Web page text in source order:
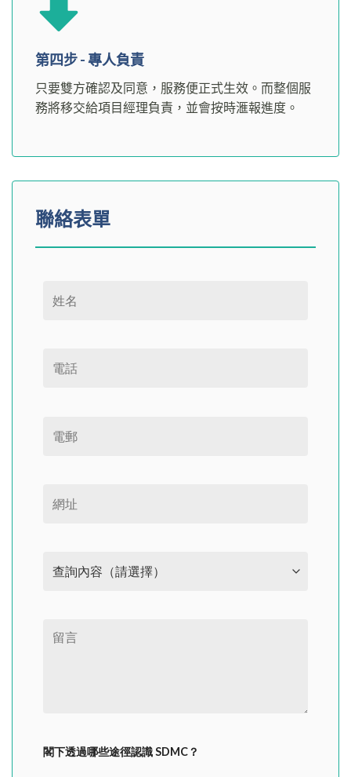
第四步 - 專人負責
只要雙方確認及同意，服務便正式生效。而整個服
務將移交給項目經理負責，並會按時滙報進度。
聯絡表單
閣下透過哪些途徑認識 SDMC？